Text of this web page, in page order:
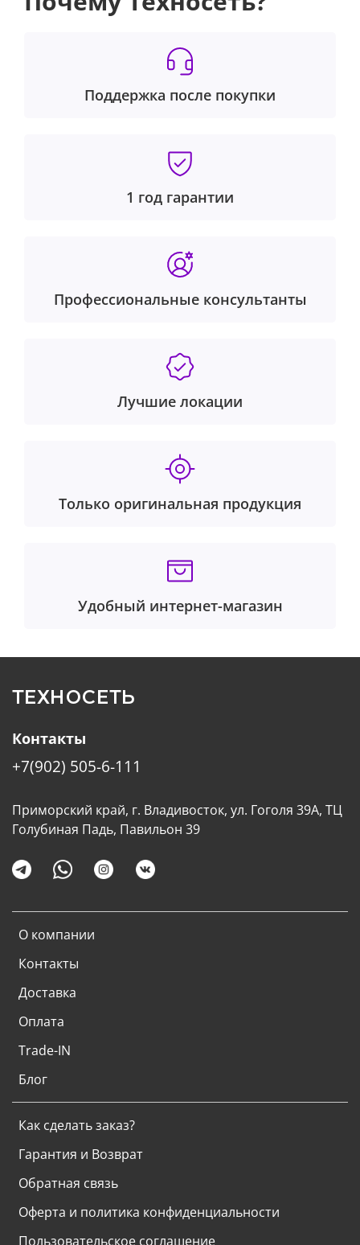
Поддержка после покупки
1 год гарантии
Профессиональные консультанты
Лучшие локации
Только оригинальная продукция
Удобный интернет-магазин
ТЕХНОСЕТЬ
О компании
Контакты
Доставка
Оплата
Trade-IN
Блог
Как сделать заказ?
Гарантия и Возврат
Обратная связь
Оферта и политика конфиденциальности
Пользовательское соглашение
Контакты
+7(902) 505-6-111
Приморский край, г. Владивосток, ул. Гоголя 39А, ТЦ
Голубиная Падь, Павильон 39